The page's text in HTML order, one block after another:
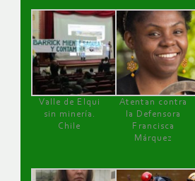
Valle de Elqui
sin minería.
Chile
Atentan contra
la Defensora
Francisca
Márquez